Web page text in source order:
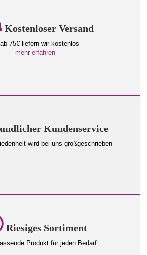
Kostenloser Versand
75€ liefern wir kostenlos
mehr erfahren
Kundenservice
wird bei uns großgeschrieben
Riesiges Sortiment
Produkt für jeden Bedarf